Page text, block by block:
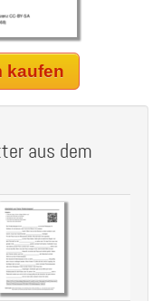
kaufen
aus dem